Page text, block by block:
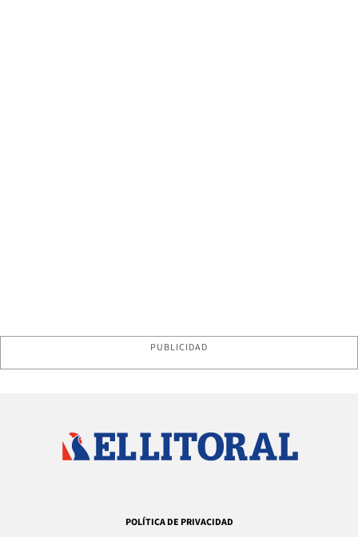
PUBLICIDAD
POLÍTICA DE PRIVACIDAD